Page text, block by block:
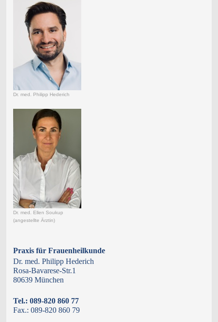
Dr. med. Philipp Hederich
Dr. med. Ellen Soukup
(angestellte Ärztin)
Praxis für Frauenheilkunde
Dr. med. Philipp Hederich
Rosa-Bavarese-Str.1
80639 München
Tel.: 089-820 860 77
Fax.: 089-820 860 79